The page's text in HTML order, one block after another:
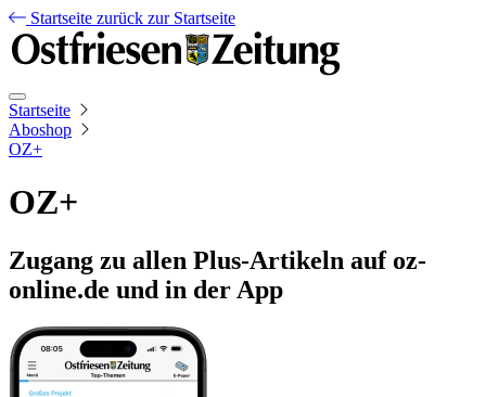
Startseite zurück zur Startseite
Startseite
Aboshop
OZ+
OZ+
Zugang zu allen Plus-Artikeln auf oz-
online.de und in der App